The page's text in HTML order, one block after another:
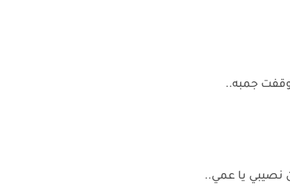
وقفت جمبه..
نصيبي يا عمي..